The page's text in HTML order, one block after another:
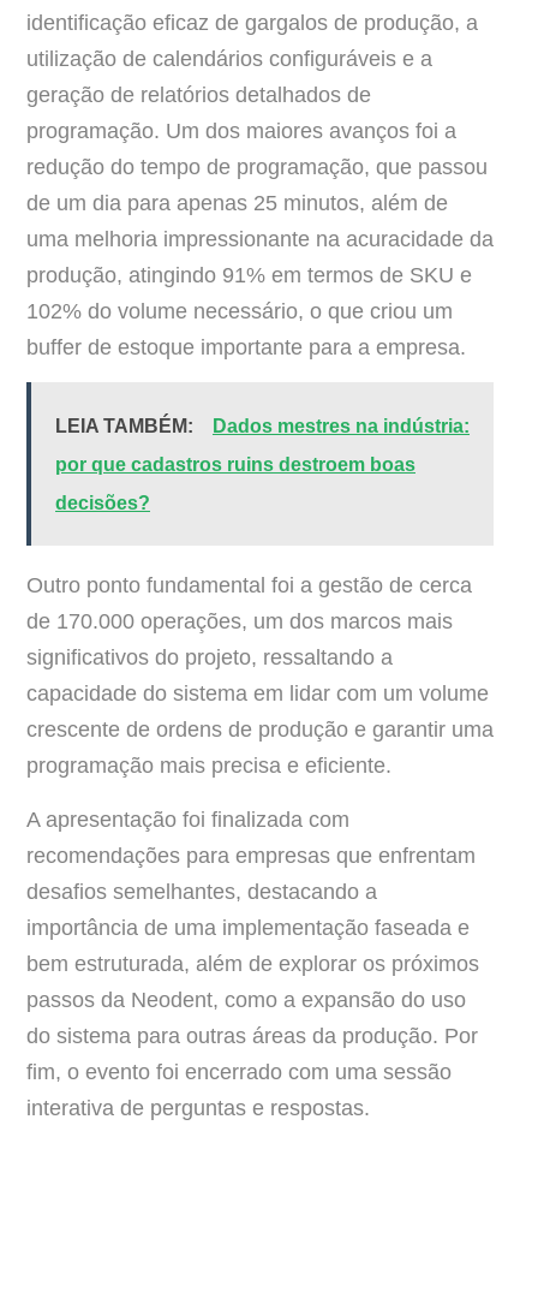
identificação eficaz de gargalos de produção, a
utilização de calendários configuráveis e a
geração de relatórios detalhados de
programação. Um dos maiores avanços foi a
redução do tempo de programação, que passou
de um dia para apenas 25 minutos, além de
uma melhoria impressionante na acuracidade da
produção, atingindo 91% em termos de SKU e
102% do volume necessário, o que criou um
buffer de estoque importante para a empresa.
LEIA TAMBÉM:
Dados mestres na indústria:
por que cadastros ruins destroem boas
decisões?
Outro ponto fundamental foi a gestão de cerca
de 170.000 operações, um dos marcos mais
significativos do projeto, ressaltando a
capacidade do sistema em lidar com um volume
crescente de ordens de produção e garantir uma
programação mais precisa e eficiente.
A apresentação foi finalizada com
recomendações para empresas que enfrentam
desafios semelhantes, destacando a
importância de uma implementação faseada e
bem estruturada, além de explorar os próximos
passos da Neodent, como a expansão do uso
do sistema para outras áreas da produção. Por
fim, o evento foi encerrado com uma sessão
interativa de perguntas e respostas.